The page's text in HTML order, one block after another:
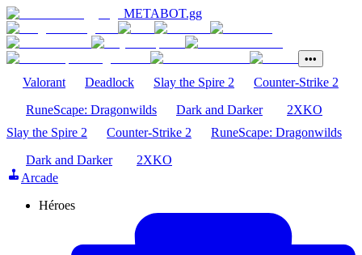
METABOT.gg
•••
Valorant Deadlock Slay the Spire 2
Counter-Strike 2
RuneScape: Dragonwilds
Dark and Darker
2XKO
Slay the Spire 2
Counter-Strike 2
RuneScape: Dragonwilds
Dark and Darker
2XKO
Arcade
Héroes